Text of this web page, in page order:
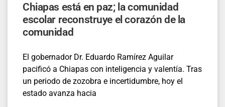
Chiapas está en paz; la comunidad
escolar reconstruye el corazón de la
comunidad
El gobernador Dr. Eduardo Ramírez Aguilar
pacificó a Chiapas con inteligencia y valentía. Tras
un periodo de zozobra e incertidumbre, hoy el
estado avanza hacia